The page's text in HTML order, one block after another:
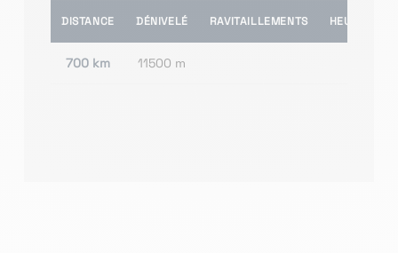
DISTANCE DÉNIVELÉ RAVITAILLEMENTS HEURE(S)
700 km 11500 m